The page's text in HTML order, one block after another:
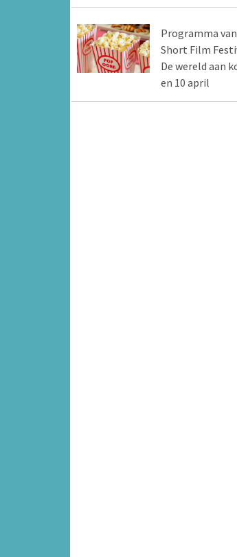
Programma
Short Film
De wereld aan
en 10 april